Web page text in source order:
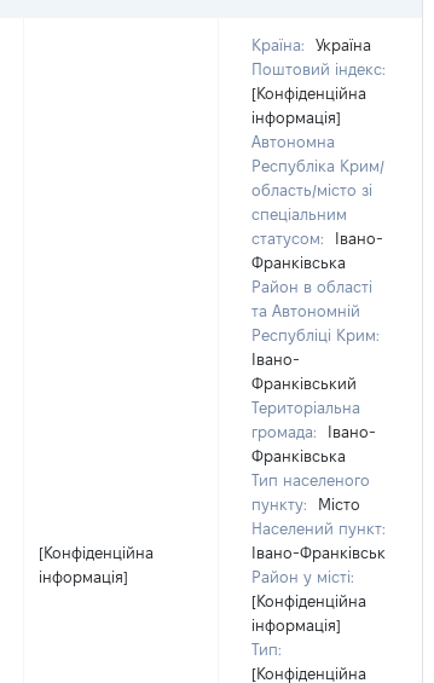
[Конфіденційна
інформація]
Країна:
Україна
Поштовий індекс:
[Конфіденційна
інформація]
Автономна
Республіка Крим/
область/місто зі
спеціальним
статусом:
Івано-
Франківська
Район в області
та Автономній
Республіці Крим:
Івано-
Франківський
Територіальна
громада:
Івано-
Франківська
Тип населеного
пункту:
Місто
Населений пункт:
Івано-Франківськ
Район у місті:
[Конфіденційна
інформація]
Тип:
[Конфіденційна